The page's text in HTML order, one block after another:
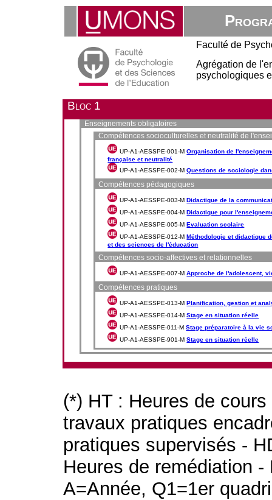
Faculté de
Agrégation de
psychologiques
Bloc 1
Enseignements obligatoires
Compétences socioculturelles et neutralité de
UP-A1-AESSPE-001-MOrganisation de
française et neutralité
UP-A1-AESSPE-002-MQuestions de sociologie
Compétences pédagogiques
UP-A1-AESSPE-003-MDidactique de la
UP-A1-AESSPE-004-MDidactique pour
UP-A1-AESSPE-005-MEvaluation scolaire
UP-A1-AESSPE-012-MMéthodologie et didactique
et des sciences de l'éducation
Compétences socio-affectives et relationnelles
UP-A1-AESSPE-007-MApproche de l'adolescent,
Compétences pratiques
UP-A1-AESSPE-013-MPlanification, gestion et
UP-A1-AESSPE-014-MStage en situation réelle
UP-A1-AESSPE-011-MStage préparatoire à la vie
UP-A1-AESSPE-901-MStage en situation réelle
(*) HT : Heures de
travaux pratiques
pratiques supervisés -
Heures de remédiation
A=Année, Q1=1er